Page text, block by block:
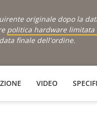
originale dopo la
politica hardware limitata
finale dell'ordine.
VIDEO